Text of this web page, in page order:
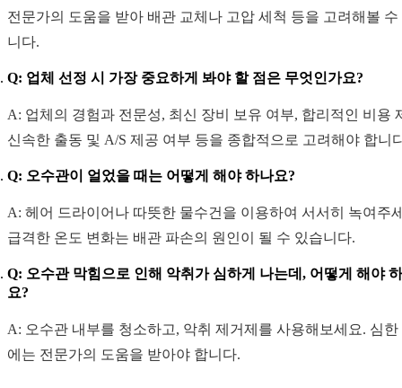
전문가의 도움을 받아 배관 교체나 고압 세척 등을 고려해볼 수
니다.
Q: 업체 선정 시 가장 중요하게 봐야 할 점은 무엇인가요?
A: 업체의 경험과 전문성, 최신 장비 보유 여부, 합리적인 비용
신속한 출동 및 A/S 제공 여부 등을 종합적으로 고려해야 합니
Q: 오수관이 얼었을 때는 어떻게 해야 하나요?
A: 헤어 드라이어나 따뜻한 물수건을 이용하여 서서히 녹여주
급격한 온도 변화는 배관 파손의 원인이 될 수 있습니다.
Q: 오수관 막힘으로 인해 악취가 심하게 나는데, 어떻게 해야
요?
A: 오수관 내부를 청소하고, 악취 제거제를 사용해보세요. 심한
에는 전문가의 도움을 받아야 합니다.